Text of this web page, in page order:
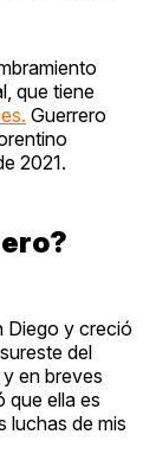
que tiene
Guerrero
2021.
Diego y creció
del
en breves
que ella es
luchas de mis